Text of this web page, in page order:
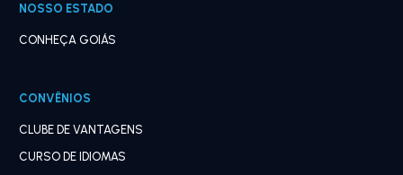
NOSSO ESTADO
CONHEÇA GOIÁS
CONVÊNIOS
CLUBE DE VANTAGENS
CURSO DE IDIOMAS